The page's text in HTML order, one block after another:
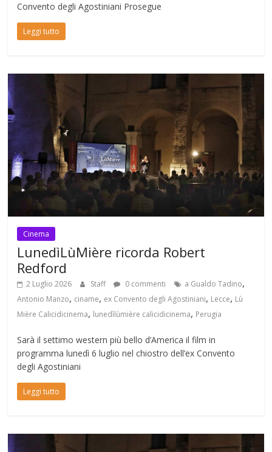
Convento degli Agostiniani Prosegue
Leggi tutto
Cinema
LunedìLùMière ricorda Robert
Redford
2 Luglio 2026 Staff 0 commenti a Gualdo Tadino,
Antonio Manzo, ciname, ex Convento degli Agostiniani, Lecce, Lù
Mière Calicidicinema, lunedìlùmière calicidicinema, Perugia
Sarà il settimo western più bello d’America il film in
programma lunedì 6 luglio nel chiostro dell’ex Convento
degli Agostiniani
Leggi tutto